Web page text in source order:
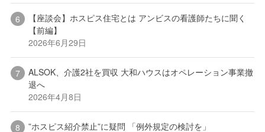
【座談会】ホスピス住宅とは アンビスの看護師たちに聞く
【前編】
2026年6月29日
ALSOK、介護2社を買収 大和ハウスはオペレーション事業撤
退へ
2026年4月8日
”ホスピス紹介禁止”に疑問 「例外規定の検討を」